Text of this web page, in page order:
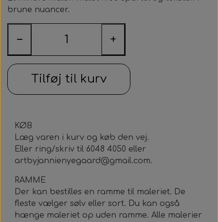
brune nuancer.
− +
Tilføj til kurv
KØB
Læg varen i kurv og køb den vej.
Eller ring/skriv til 6048 4050 eller
artbyjannienyegaard@gmail.com.
RAMME
Der kan bestilles en ramme til maleriet. De
fleste vælger sølv eller sort. Du kan også
hænge maleriet op uden ramme. Alle malerier